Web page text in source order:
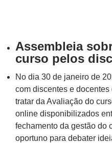
Assembleia
curso pelos
No dia 30 de janeiro de
com discentes e
tratar da Avaliação do
online disponibilizados
fechamento da gestão do
oportuno para debater